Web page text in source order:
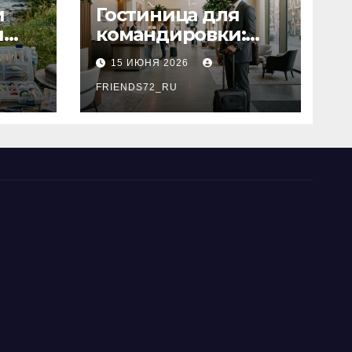
Гостиница для
командировки:
основные
критерии выбора
15 ИЮНЯ 2026
FRIENDS72_RU